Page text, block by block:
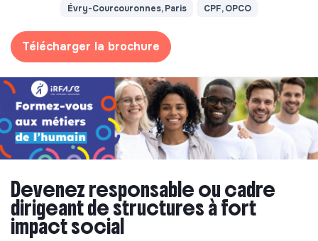
Évry-Courcouronnes, Paris
CPF, OPCO
Télécharger la brochure
Devenez responsable ou cadre
dirigeant de structures à fort
impact social